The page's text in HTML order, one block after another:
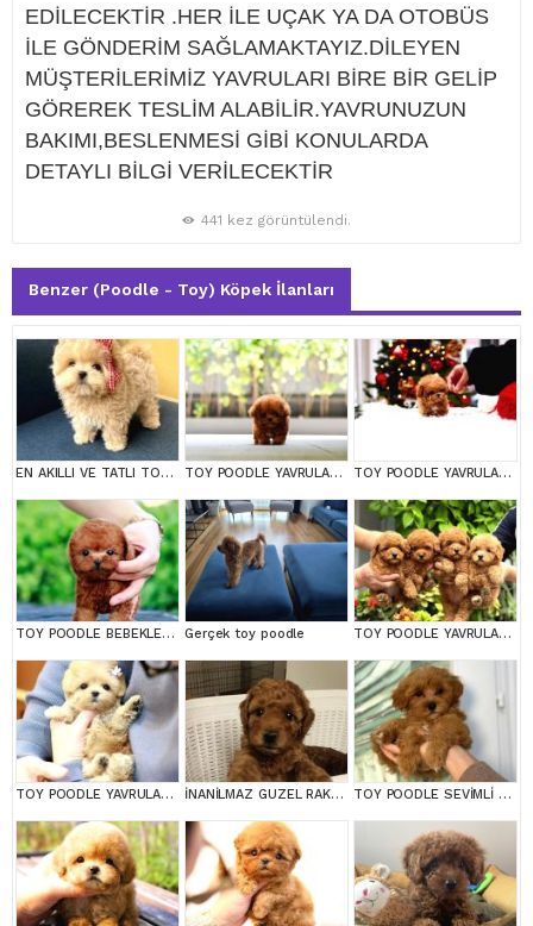
EDİLECEKTİR .HER İLE UÇAK YA DA OTOBÜS
İLE GÖNDERİM SAĞLAMAKTAYIZ.DİLEYEN
MÜŞTERİLERİMİZ YAVRULARI BİRE BİR GELİP
GÖREREK TESLİM ALABİLİR.YAVRUNUZUN
BAKIMI,BESLENMESİ GİBİ KONULARDA
DETAYLI BİLGİ VERİLECEKTİR
441 kez görüntülendi.
Benzer (Poodle - Toy) Köpek İlanları
EN AKILLI VE TATLI TOY POODLE BEBEKLERIMIZ TOY POODLE YAVRULARIM TOY POODLE YAVRULARIM
TOY POODLE BEBEKLERİM Gerçek toy poodle TOY POODLE YAVRULARIM
TOY POODLE YAVRULARIM İNANİLMAZ GUZEL RAKAMLARA GERÇEK TOY YAVRULAR TOY POODLE SEVİMLİ YAVRULAR EV ÜRETİMİ